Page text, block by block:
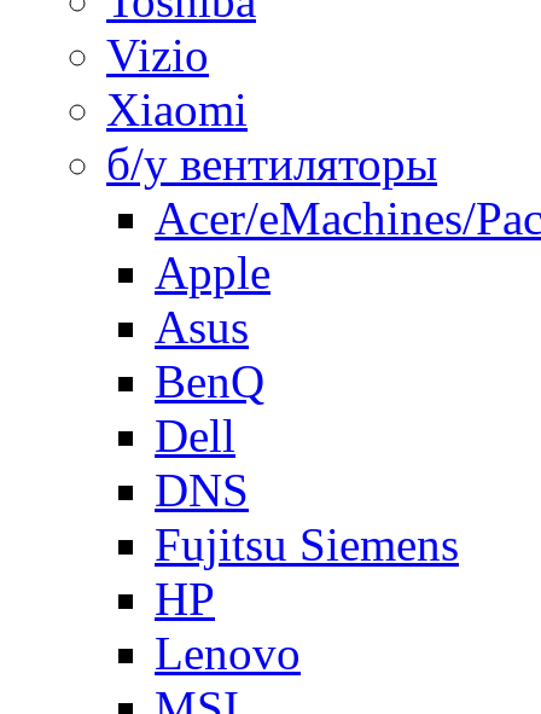
Vizio
Xiaomi
б/у вентиляторы
Acer/eMachines/
Apple
Asus
BenQ
Dell
DNS
Fujitsu Siemens
HP
Lenovo